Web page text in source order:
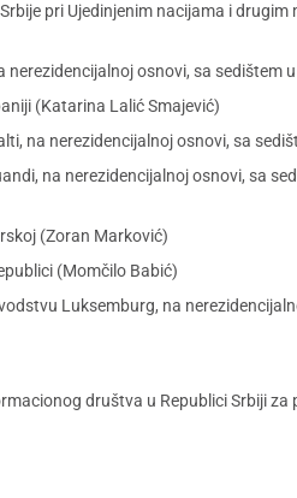
pri Ujedinjenim nacijama i drugim
osnovi, sa sedištem
(Katarina Lalić Smajević)
na nerezidencijalnoj osnovi, sa
na nerezidencijalnoj osnovi, sa
(Zoran Marković)
(Momčilo Babić)
Luksemburg, na
društva u Republici Srbiji za